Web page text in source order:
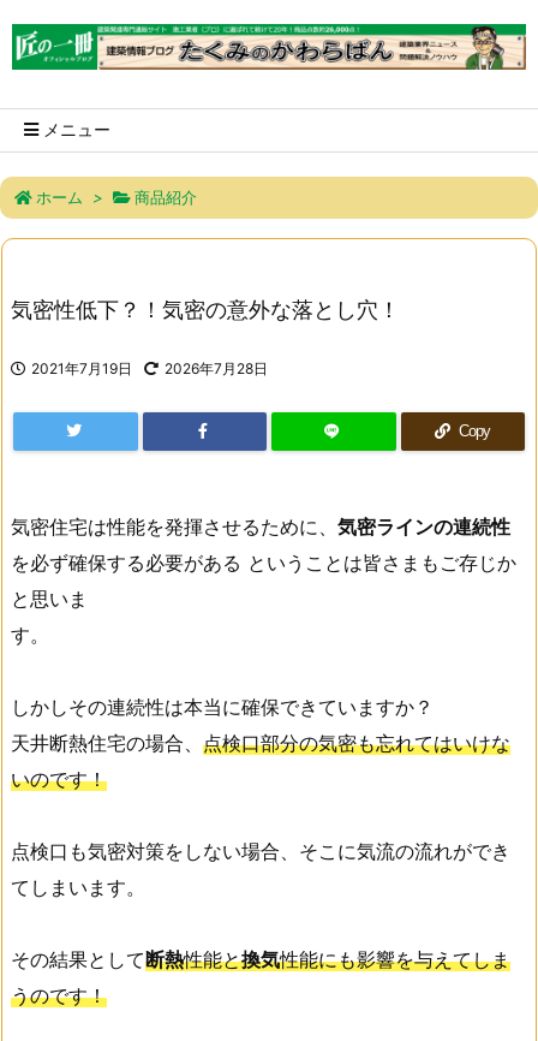
メニュー
ホーム > 商品紹介
気密性低下？！気密の意外な落とし穴！
2021年7月19日 2026年7月28日
Copy
気密住宅は性能を発揮させるために、 気密ラインの連続性
を必ず確保する必要がある ということは皆さまもご存じか
と思いま
す
しかしその連続性は本当に確保できていますか？
天井断熱住宅の場合、 点検口部分の気密も忘れてはいけな
いのです！
点検口も気密対策をしない場合、そこに気流の流れができ
てしまいます。
その結果として断熱性能と換気性能にも影響を与えてしま
うのです！